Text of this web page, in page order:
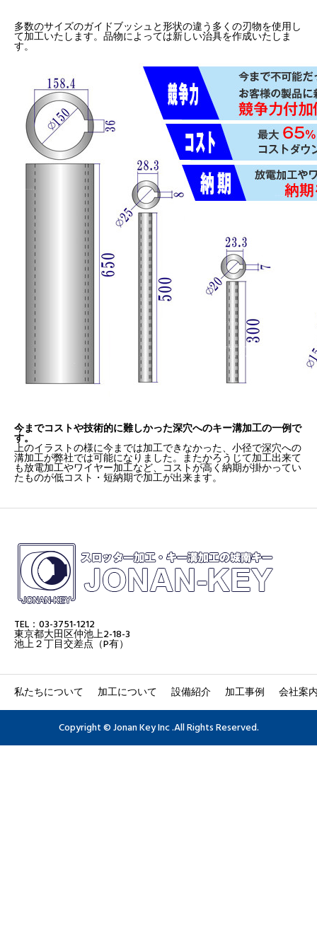
多数のサイズのガイドブッシュと形状の違う多くの刃物を使用し
て加工いたします。品物によっては新しい治具を作成いたしま
す。
今までコストや技術的に難しかった深穴へのキー溝加工の一例で
す。
上のイラストの様に今までは加工できなかった、小径で深穴への
溝加工が弊社では可能になりました。またかろうじて加工出来て
も放電加工やワイヤー加工など、コストが高く納期が掛かってい
たものが低コスト・短納期で加工が出来ます。
TEL：03-3751-1212
東京都大田区仲池上2-18-3
池上２丁目交差点（P有）
私たちについて 加工について 設備紹介 加工事例 会社案
Copyright © Jonan Key Inc .All Rights Reserved.